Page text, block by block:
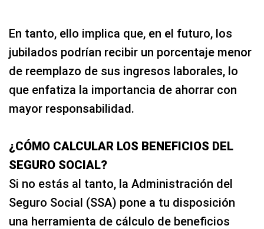
En tanto, ello implica que, en el futuro, los
jubilados podrían recibir un porcentaje menor
de reemplazo de sus ingresos laborales, lo
que enfatiza la importancia de ahorrar con
mayor responsabilidad.
¿CÓMO CALCULAR LOS BENEFICIOS DEL
SEGURO SOCIAL?
Si no estás al tanto, la Administración del
Seguro Social (SSA) pone a tu disposición
una herramienta de cálculo de beneficios